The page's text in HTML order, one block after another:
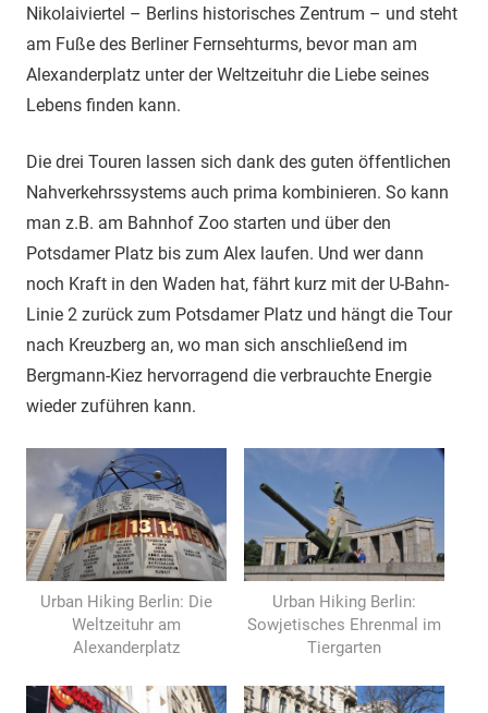
Nikolaiviertel – Berlins historisches Zentrum – und steht
am Fuße des Berliner Fernsehturms, bevor man am
Alexanderplatz unter der Weltzeituhr die Liebe seines
Lebens finden kann.
Die drei Touren lassen sich dank des guten öffentlichen
Nahverkehrssystems auch prima kombinieren. So kann
man z.B. am Bahnhof Zoo starten und über den
Potsdamer Platz bis zum Alex laufen. Und wer dann
noch Kraft in den Waden hat, fährt kurz mit der U-Bahn-
Linie 2 zurück zum Potsdamer Platz und hängt die Tour
nach Kreuzberg an, wo man sich anschließend im
Bergmann-Kiez hervorragend die verbrauchte Energie
wieder zuführen kann.
Urban Hiking Berlin: Die
Weltzeituhr am
Alexanderplatz
Urban Hiking Berlin:
Sowjetisches Ehrenmal im
Tiergarten